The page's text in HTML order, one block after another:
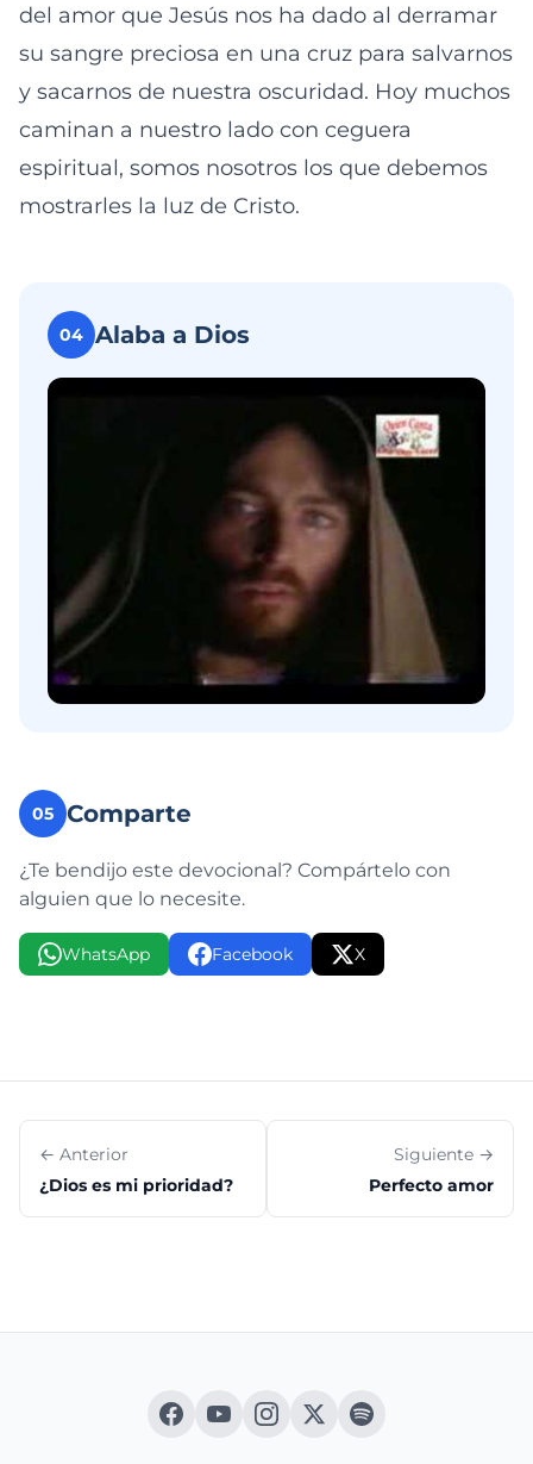
del amor que Jesús nos ha dado al derramar
su sangre preciosa en una cruz para salvarnos
y sacarnos de nuestra oscuridad. Hoy muchos
caminan a nuestro lado con ceguera
espiritual, somos nosotros los que debemos
mostrarles la luz de Cristo.
04 Alaba a Dios
05 Comparte
¿Te bendijo este devocional? Compártelo con
alguien que lo necesite.
WhatsApp Facebook X
← Anterior
¿Dios es mi prioridad?
Siguiente →
Perfecto amor